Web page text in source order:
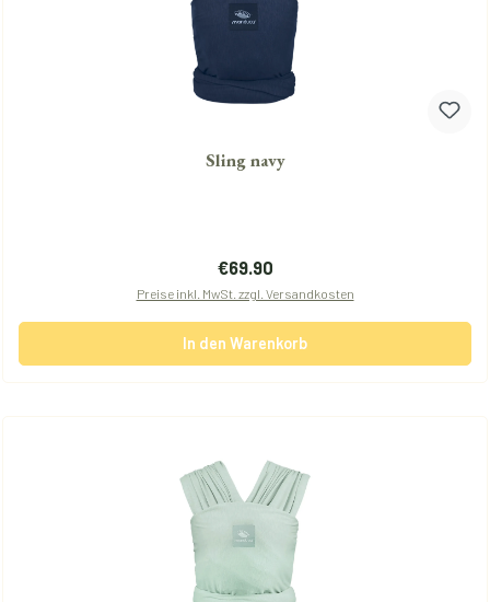
Sling navy
Regulärer Preis:
€69.90
Preise inkl. MwSt. zzgl. Versandkosten
In den Warenkorb